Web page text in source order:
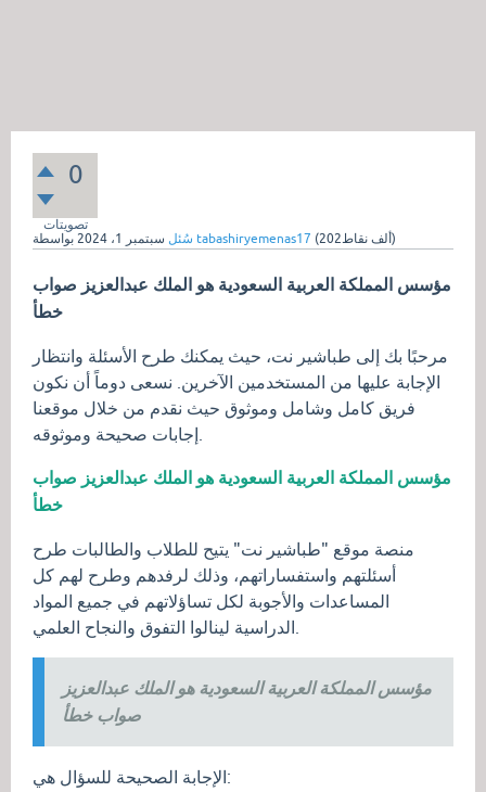
0
تصويتات
سُئل سبتمبر 1، 2024 tabashiryemenas17 ( 202ألف نقاط)
مؤسس المملكة العربية السعودية هو الملك عبدالعزيز صواب
خطأ
مرحبًا بك إلى طباشير نت، حيث يمكنك طرح الأسئلة وانتظار
الإجابة عليها من المستخدمين الآخرين. نسعى دوماً أن نكون
فريق كامل وشامل وموثوق حيث نقدم من خلال موقعنا
مؤسس المملكة العربية السعودية هو الملك عبدالعزيز صواب
خطأ
منصة موقع "طباشير نت" يتيح للطلاب والطالبات طرح
أسئلتهم واستفساراتهم، وذلك لرفدهم وطرح لهم كل
المساعدات والأجوبة لكل تساؤلاتهم في جميع المواد
مؤسس المملكة العربية السعودية هو الملك عبدالعزيز
صواب خطأ
الإجابة الصحيحة للسؤال هي: